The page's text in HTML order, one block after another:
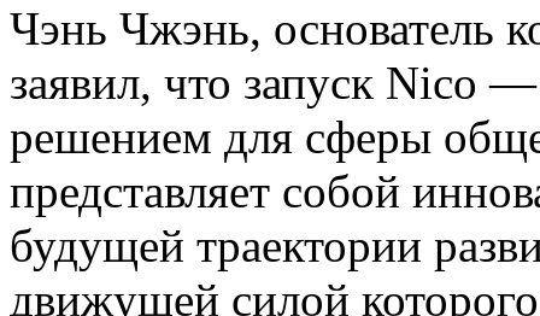
Чэнь Чжэнь, основатель
заявил, что запуск Nico
решением для сферы
представляет собой
будущей траектории
движущей силой